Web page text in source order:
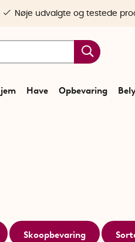
Have Opbevaring
Nøje udvalgte og testede
Skoopbevaring